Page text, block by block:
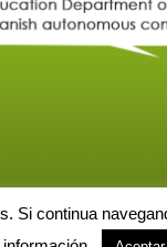
Si continua
de datos Solicitud de baja